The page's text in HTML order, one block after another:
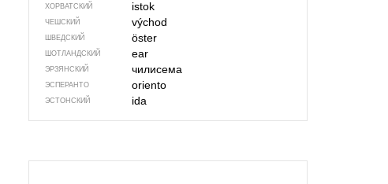
ХОРВАТСКИЙ istok
ЧЕШСКИЙ východ
ШВЕДСКИЙ öster
ШОТЛАНДСКИЙ ear
ЭРЗЯНСКИЙ чилисема
ЭСПЕРАНТО oriento
ЭСТОНСКИЙ ida